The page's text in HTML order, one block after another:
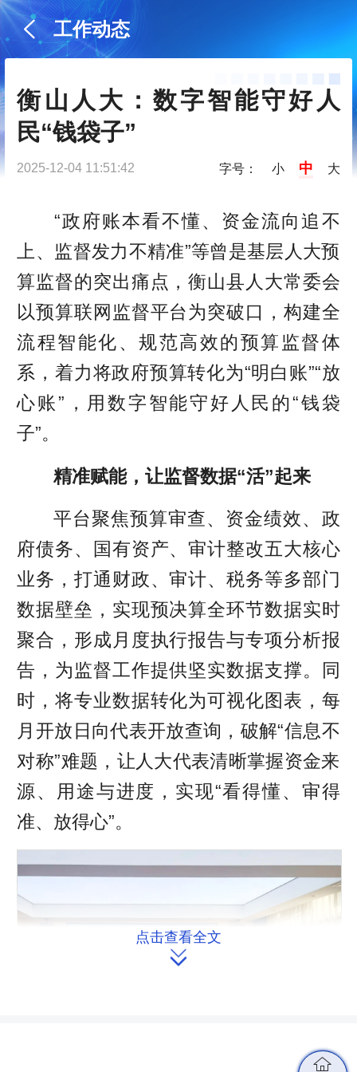
工作动态
衡山人大：数字智能守好人
民“钱袋子”
2025-12-04 11:51:42 字号： 小 中 大
“政府账本看不懂、资金流向追不
上、监督发力不精准”等曾是基层人大预
算监督的突出痛点，衡山县人大常委会
以预算联网监督平台为突破口，构建全
流程智能化、规范高效的预算监督体
系，着力将政府预算转化为“明白账”“放
心账”，用数字智能守好人民的“钱袋
子”。
精准赋能， 让监督数据“活”起来
平台聚焦预算审查、资金绩效、政
府债务、国有资产、审计整改五大核心
业务，打通财政、审计、税务等多部门
数据壁垒，实现预决算全环节数据实时
聚合，形成月度执行报告与专项分析报
告，为监督工作提供坚实数据支撑。同
时，将专业数据转化为可视化图表，每
月开放日向代表开放查询，破解“信息不
对称”难题，让人大代表清晰掌握资金来
源、用途与进度，实现“看得懂、审得
准、放得心”。
点击查看全文
